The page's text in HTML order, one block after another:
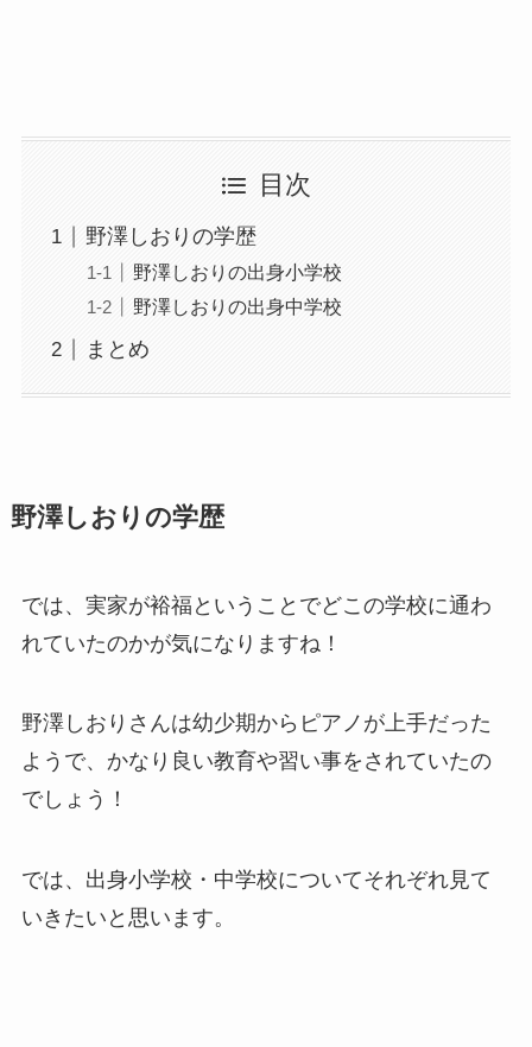
目次
野澤しおりの学歴
野澤しおりの出身小学校
野澤しおりの出身中学校
まとめ
野澤しおりの学歴
では、実家が裕福ということでどこの学校に通わ
れていたのかが気になりますね！
野澤しおりさんは幼少期からピアノが上手だった
ようで、かなり良い教育や習い事をされていたの
でしょう！
では、出身小学校・中学校についてそれぞれ見て
いきたいと思います。